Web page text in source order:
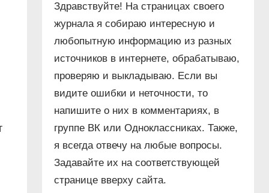
Здравствуйте! На страницах своего
журнала я собираю интересную и
любопытную информацию из разных
источников в интернете, обрабатываю,
проверяю и выкладываю. Если вы
видите ошибки и неточности, то
напишите о них в комментариях, в
группе ВК или Одноклассниках. Также,
я всегда отвечу на любые вопросы.
Задавайте их на соответствующей
странице вверху сайта.